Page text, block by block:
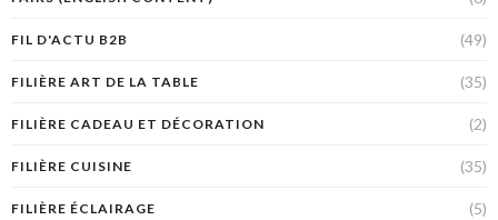
FIL D'ACTU B2B (49)
FILIÈRE ART DE LA TABLE (35)
FILIÈRE CADEAU ET DÉCORATION (2)
FILIÈRE CUISINE (35)
FILIÈRE ÉCLAIRAGE (5)